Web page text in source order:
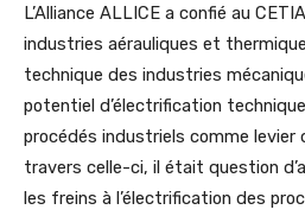
L’Alliance ALLICE a confié au
industries aérauliques et
technique des industries
potentiel d’électrification
procédés industriels comme levier
travers celle-ci, il était question
les freins à l’électrification des